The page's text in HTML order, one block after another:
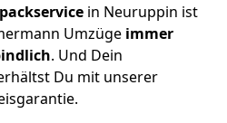
in Neuruppin ist
Umzüge immer
. Und Dein
Du mit unserer